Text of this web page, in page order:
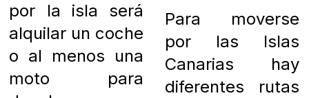
por la isla será
alquilar un coche
o al menos una
moto para
Para moverse
por las Islas
Canarias hay
diferentes rutas